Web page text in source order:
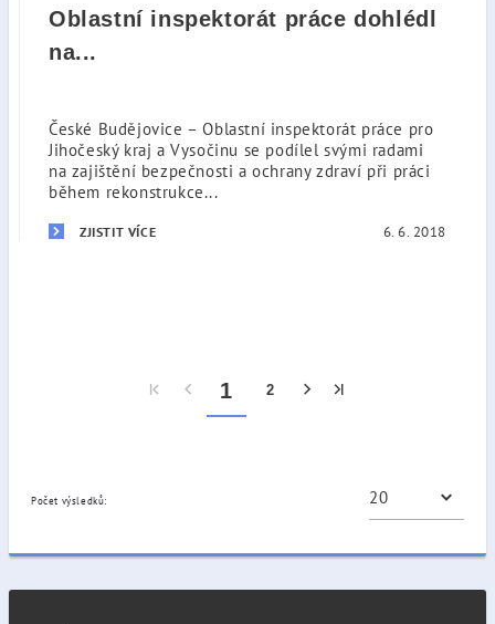
Oblastní inspektorát práce dohlédl
na...
České Budějovice – Oblastní inspektorát práce pro
Jihočeský kraj a Vysočinu se podílel svými radami
na zajištění bezpečnosti a ochrany zdraví při práci
během rekonstrukce...
ZJISTIT VÍCE 6. 6. 2018
1 2
Počet výsledků: